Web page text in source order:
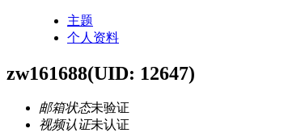
主题
个人资料
zw161688(UID: 12647)
邮箱状态未验证
视频认证未认证